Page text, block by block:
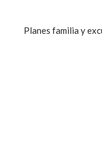
Planes familia y